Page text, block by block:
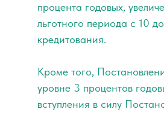
процента годовых,
льготного периода с 10
кредитования.
Кроме того,
уровне 3 процентов
вступления в силу